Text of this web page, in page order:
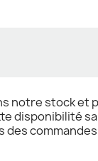
notre stock et
disponibilité